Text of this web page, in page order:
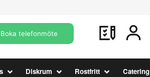
Boka telefonmöte
Diskrum Rostfritt Catering